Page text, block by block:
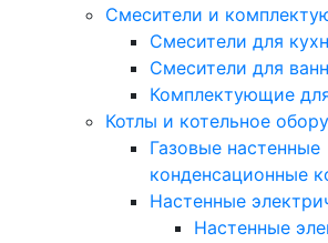
Смесители и
Смесители для
Смесители для
Комплектующие
Котлы и котельное
Газовые настенные
конденсационные
Настенные
Настенные